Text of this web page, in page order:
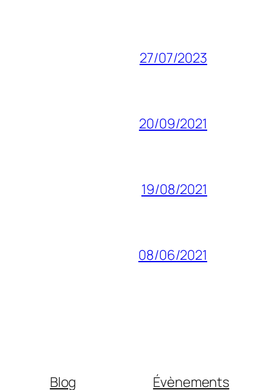
27/07/2023
20/09/2021
19/08/2021
08/06/2021
Blog Évènements